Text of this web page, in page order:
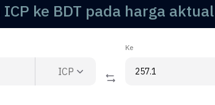
ICP ke BDT pada harga
ICP
Ke